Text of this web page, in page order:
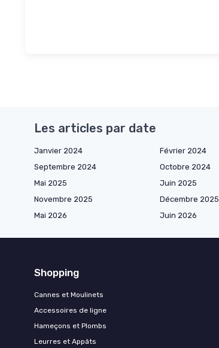
Les articles par date
Janvier 2024 Février 2024
Septembre 2024
Octobre 2024
Mai 2025
Juin 2025
Novembre 2025
Décembre 2025
Mai 2026
Juin 2026
Shopping
Cannes et Moulinets
Accessoires de ligne
Hameçons et Plombs
Leurres et Appâts